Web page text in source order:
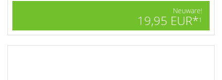
Neuware!
19,95 EUR*1